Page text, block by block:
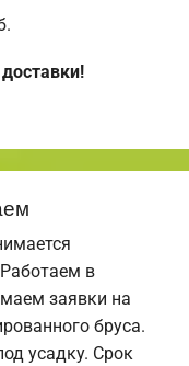
в
заявки на
бруса.
усадку. Срок